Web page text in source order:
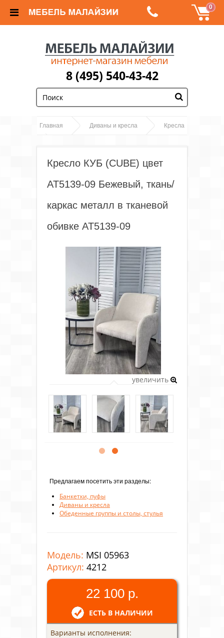
0
8 (495) 540-43-42
Главная Диваны и кресла Кресла
ткань/каркас металл в тканевой обивке AT5139-09
Кресло КУБ (CUBE) цвет
AT5139-09 Бежевый, ткань/
каркас металл в тканевой
обивке AT5139-09
увеличить
Предлагаем посетить эти разделы:
Банкетки, пуфы
Диваны и кресла
Обеденные группы и столы, стулья
Модель: MSI 05963
Артикул: 4212
22 100 р.
ЕСТЬ В НАЛИЧИИ
Варианты исполнения: